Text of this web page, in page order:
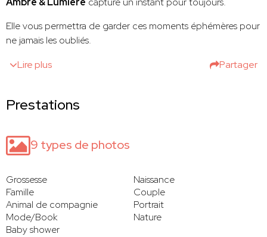
Elle vous permettra de garder ces moments éphémères pour
ne jamais les oubliés.
Lire plus
Partager
Prestations
9 types de photos
Grossesse
Naissance
Famille
Couple
Animal de compagnie
Portrait
Mode/Book
Nature
Baby shower